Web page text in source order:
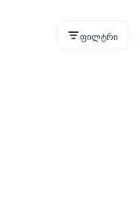
ფილტრი